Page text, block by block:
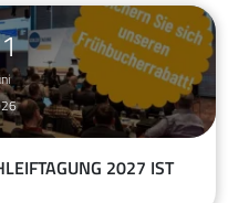
2027 IST